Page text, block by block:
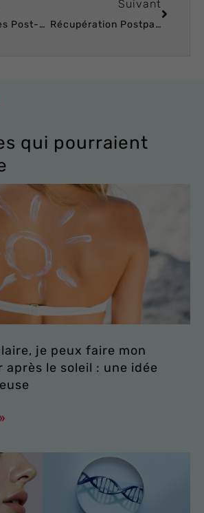
Les Massages Post-Opératoires : Un Accompagnement Essentiel pour Votre Récupération !
Suivant
Récupération Postpartum : Retrouvez Votre Corps avec Centre Koel !
qui pourraient
je peux faire mon
après le soleil : une idée